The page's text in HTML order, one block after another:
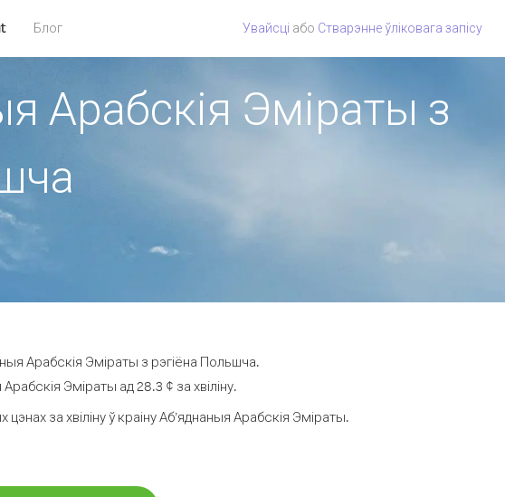
Блог Увайсці або Стварэнне ўліковага запісу
Арабскія Эміраты з
Арабскія Эміраты з рэгіёна Польшча.
Эміраты ад 28.3 ¢ за хвіліну.
за хвіліну ў краіну Аб’яднаныя Арабскія Эміраты.